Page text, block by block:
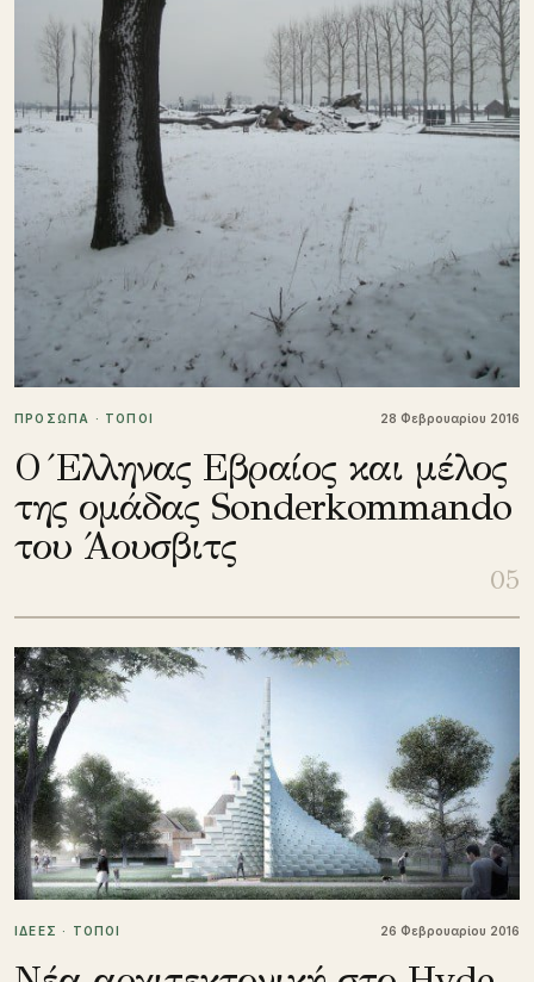
ΠΡΟΣΩΠΑ · ΤΟΠΟΙ 28 Φεβρουαρίου 2016
Ο Έλληνας Εβραίος και μέλος
της ομάδας Sonderkommando
του Άουσβιτς
05
ΙΔΕΕΣ · ΤΟΠΟΙ 26 Φεβρουαρίου 2016